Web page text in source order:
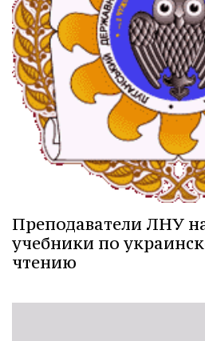
Преподаватели ЛНУ
учебники по
чтению